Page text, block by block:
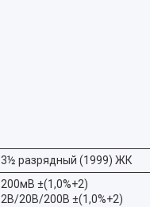
3½ разрядный (1999) ЖК
200мВ ±(1,0%+2)
2В/20В/200В ±(1,0%+2)